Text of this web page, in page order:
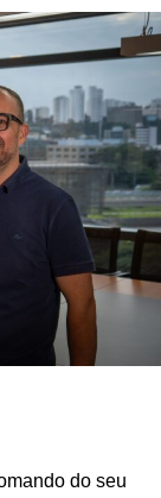
bebidas no
do seu